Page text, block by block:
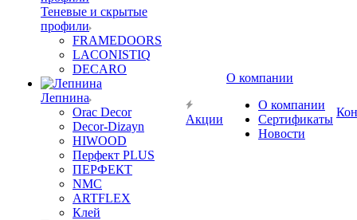
Теневые и скрытые
профили
FRAMEDOORS
LACONISTIQ
DECARO
Лепнина
Orac Decor
Decor-Dizayn
HIWOOD
Перфект PLUS
ПЕРФЕКТ
NMC
ARTFLEX
Клей
Акции
О компании
О компании
Сертификаты
Новости